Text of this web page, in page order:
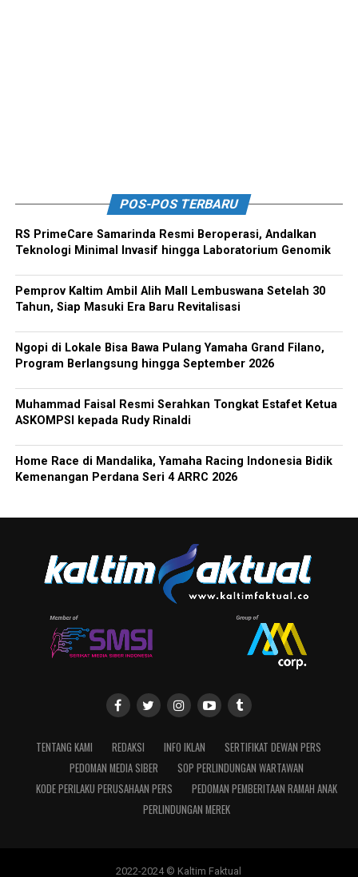
POS-POS TERBARU
RS PrimeCare Samarinda Resmi Beroperasi, Andalkan
Teknologi Minimal Invasif hingga Laboratorium Genomik
Pemprov Kaltim Ambil Alih Mall Lembuswana Setelah 30
Tahun, Siap Masuki Era Baru Revitalisasi
Ngopi di Lokale Bisa Bawa Pulang Yamaha Grand Filano,
Program Berlangsung hingga September 2026
Muhammad Faisal Resmi Serahkan Tongkat Estafet Ketua
ASKOMPSI kepada Rudy Rinaldi
Home Race di Mandalika, Yamaha Racing Indonesia Bidik
Kemenangan Perdana Seri 4 ARRC 2026
TENTANG KAMI REDAKSI INFO IKLAN
SERTIFIKAT DEWAN PERS
PEDOMAN MEDIA SIBER
SOP PERLINDUNGAN WARTAWAN
KODE PERILAKU PERUSAHAAN PERS
PEDOMAN PEMBERITAAN RAMAH ANAK
PERLINDUNGAN MEREK
2022-2024 © Kaltim Faktual